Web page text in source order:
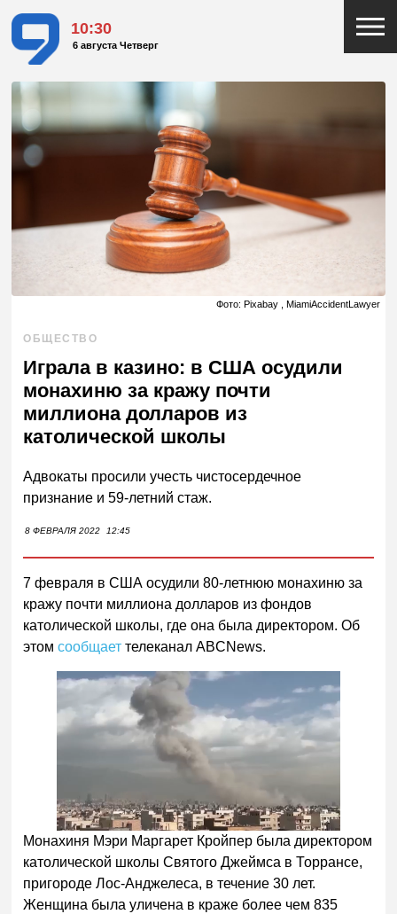
10:30
6 августа Четверг
Фото: Pixabay , MiamiAccidentLawyer
ОБЩЕСТВО
Играла в казино: в США осудили
монахиню за кражу почти
миллиона долларов из
католической школы
Адвокаты просили учесть чистосердечное
признание и 59-летний стаж.
8 ФЕВРАЛЯ 2022 12:45
7 февраля в США осудили 80-летнюю монахиню за
кражу почти миллиона долларов из фондов
католической школы, где она была директором. Об
этомсообщает телеканал АBCNews.
Монахиня Мэри Маргарет Кройпер была директором
католической школы Святого Джеймса в Торрансе,
пригороде Лос-Анджелеса, в течение 30 лет.
Женщина была уличена в краже более чем 835